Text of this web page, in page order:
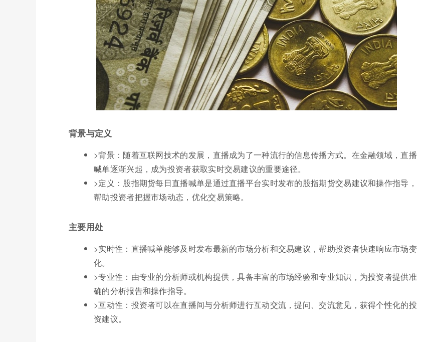
背景与定义
>背景：随着互联网技术的发展，直播成为了一种流行的信息传播方式。在金融领域，直播
喊单逐渐兴起，成为投资者获取实时交易建议的重要途径。
>定义：股指期货每日直播喊单是通过直播平台实时发布的股指期货交易建议和操作指导，
帮助投资者把握市场动态，优化交易策略。
主要用处
>实时性：直播喊单能够及时发布最新的市场分析和交易建议，帮助投资者快速响应市场变
化。
>专业性：由专业的分析师或机构提供，具备丰富的市场经验和专业知识，为投资者提供准
确的分析报告和操作指导。
>互动性：投资者可以在直播间与分析师进行互动交流，提问、交流意见，获得个性化的投
资建议。